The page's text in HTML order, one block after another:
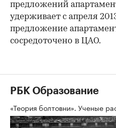
предложений
удерживает с апреля
предложение
сосредоточено в ЦАО.
РБК Образование
«Теория болтовни». Ученые